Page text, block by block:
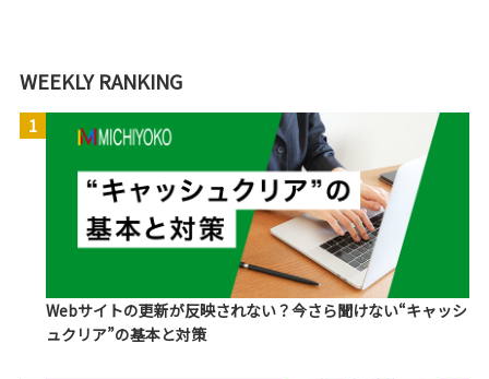
WEEKLY RANKING
1
Webサイトの更新が反映されない？今さら聞けない“キャッシ
ュクリア”の基本と対策